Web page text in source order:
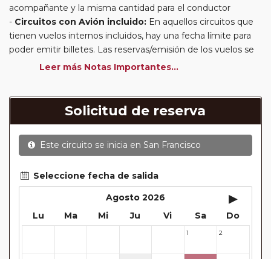
acompañante y la misma cantidad para el conductor
Circuitos con Avión incluido: En aquellos circuitos que
tienen vuelos internos incluidos, hay una fecha límite para
poder emitir billetes. Las reservas/emisión de los vuelos se
realizarán con los datos / documentación presentada por el
o un nombre incompleto, puede provocar la invalidez del
billete emitido y la necesidad de tener que emitir un nuevo
billete. No nos responsabilizaremos de los gastos
generados de cancelación y nueva emisión. Hacer una
plazas en los mismos vuelos previstos. Las compañías
aéreas se reservan el derecho de que un billete con un
nombre que no coincida con el que aparece en el
pasaporte pueda ser motivo para denegar el embarque a
Leer más Notas Importantes...
Solicitud de reserva
Este circuito se inicia en San Francisco
Seleccione fecha de salida
Agosto 2026
▸
Lu Ma Mi Ju Vi Sa Do
1 2